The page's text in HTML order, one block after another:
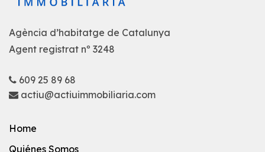
Agència d’habitatge de Catalunya
Agent registrat nº 3248
609 25 89 68
actiu@actiuimmobiliaria.com
Home
Quiénes Somos